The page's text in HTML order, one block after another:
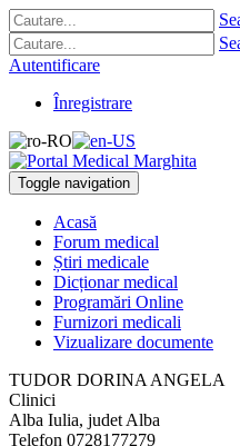
Autentificare
Înregistrare
Toggle navigation
Acasă
Forum medical
Știri medicale
Dicționar medical
Programări Online
Furnizori medicali
Vizualizare documente
TUDOR DORINA ANGELA
Clinici
Alba Iulia, judet Alba
Telefon 0728177279